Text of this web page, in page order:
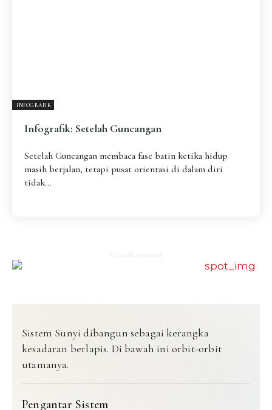
EXTREME DISTORTION
INFOGRAFIK
Infografik: Setelah Guncangan
Setelah Guncangan membaca fase batin ketika hidup
masih berjalan, tetapi pusat orientasi di dalam diri
tidak...
Advertisement
Sistem Sunyi dibangun sebagai kerangka
kesadaran berlapis. Di bawah ini orbit-orbit
utamanya.
Pengantar Sistem